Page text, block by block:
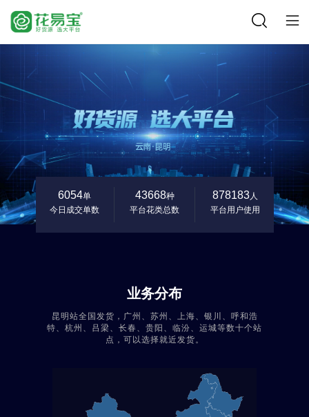
6054单
今日成交单数
43668种
平台花类总数
878183人
平台用户使用
业务分布
昆明站全国发货，广州、苏州、上海、银川、呼和浩
特、杭州、吕梁、长春、贵阳、临汾、运城等数十个站
点，可以选择就近发货。